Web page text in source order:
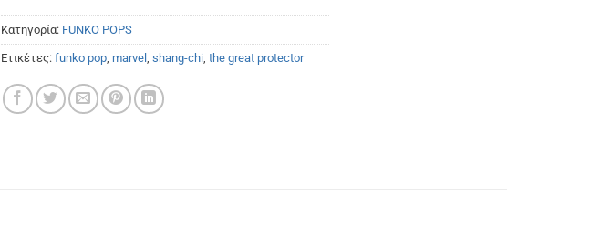
Κατηγορία: FUNKO POPS
Ετικέτες: funko pop, marvel , shang-chi, the great protector